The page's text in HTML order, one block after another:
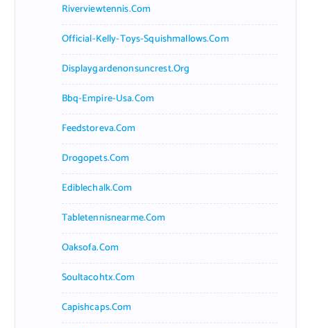
Riverviewtennis.com
Official-Kelly-Toys-Squishmallows.com
Displaygardenonsuncrest.org
Bbq-Empire-Usa.com
Feedstoreva.com
Drogopets.com
Ediblechalk.com
Tabletennisnearme.com
Oaksofa.com
Soultacohtx.com
Capishcaps.com